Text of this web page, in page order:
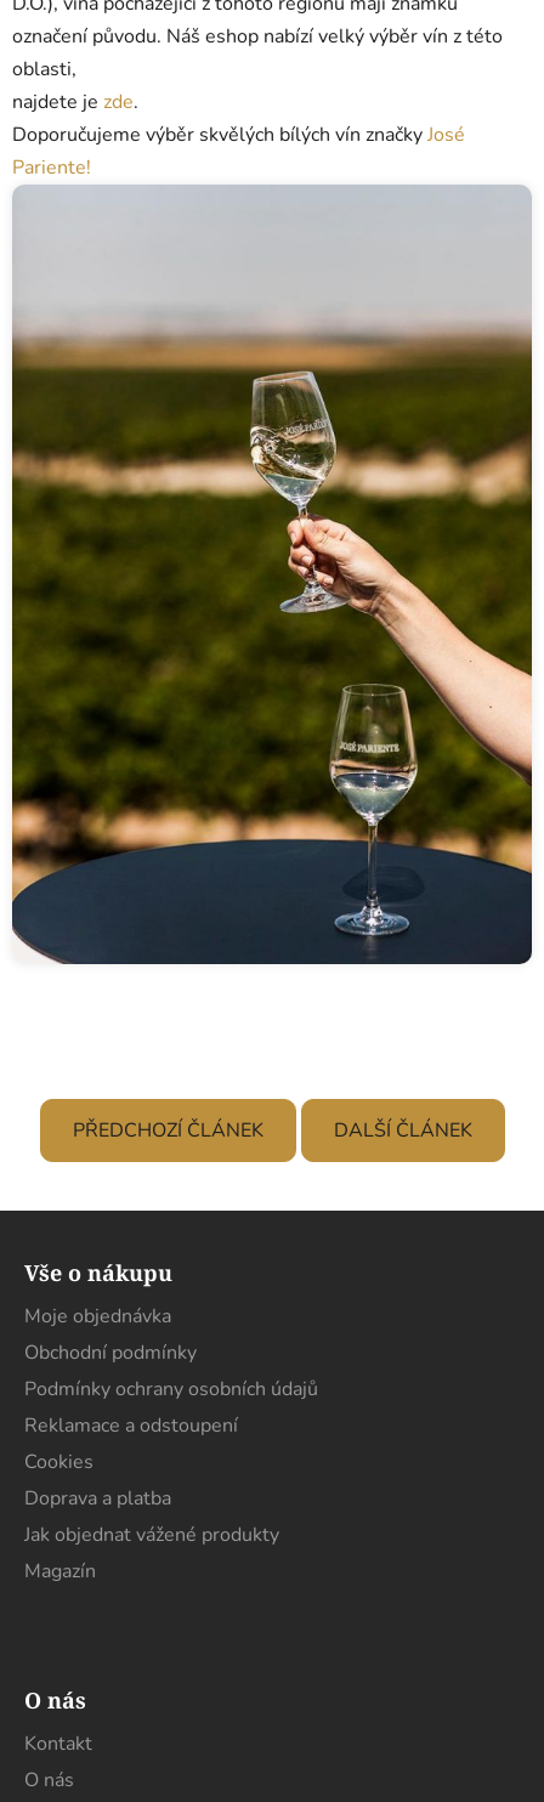
označení původu. Náš eshop nabízí velký výběr vín z této
oblasti,
najdete je zde.
Doporučujeme výběr skvělých bílých vín značkyJosé
Pariente!
PŘEDCHOZÍ ČLÁNEK DALŠÍ ČLÁNEK
Vše o nákupu
Moje objednávka
Obchodní podmínky
Podmínky ochrany osobních údajů
Reklamace a odstoupení
Cookies
Doprava a platba
Jak objednat vážené produkty
Magazín
O nás
Kontakt
O nás